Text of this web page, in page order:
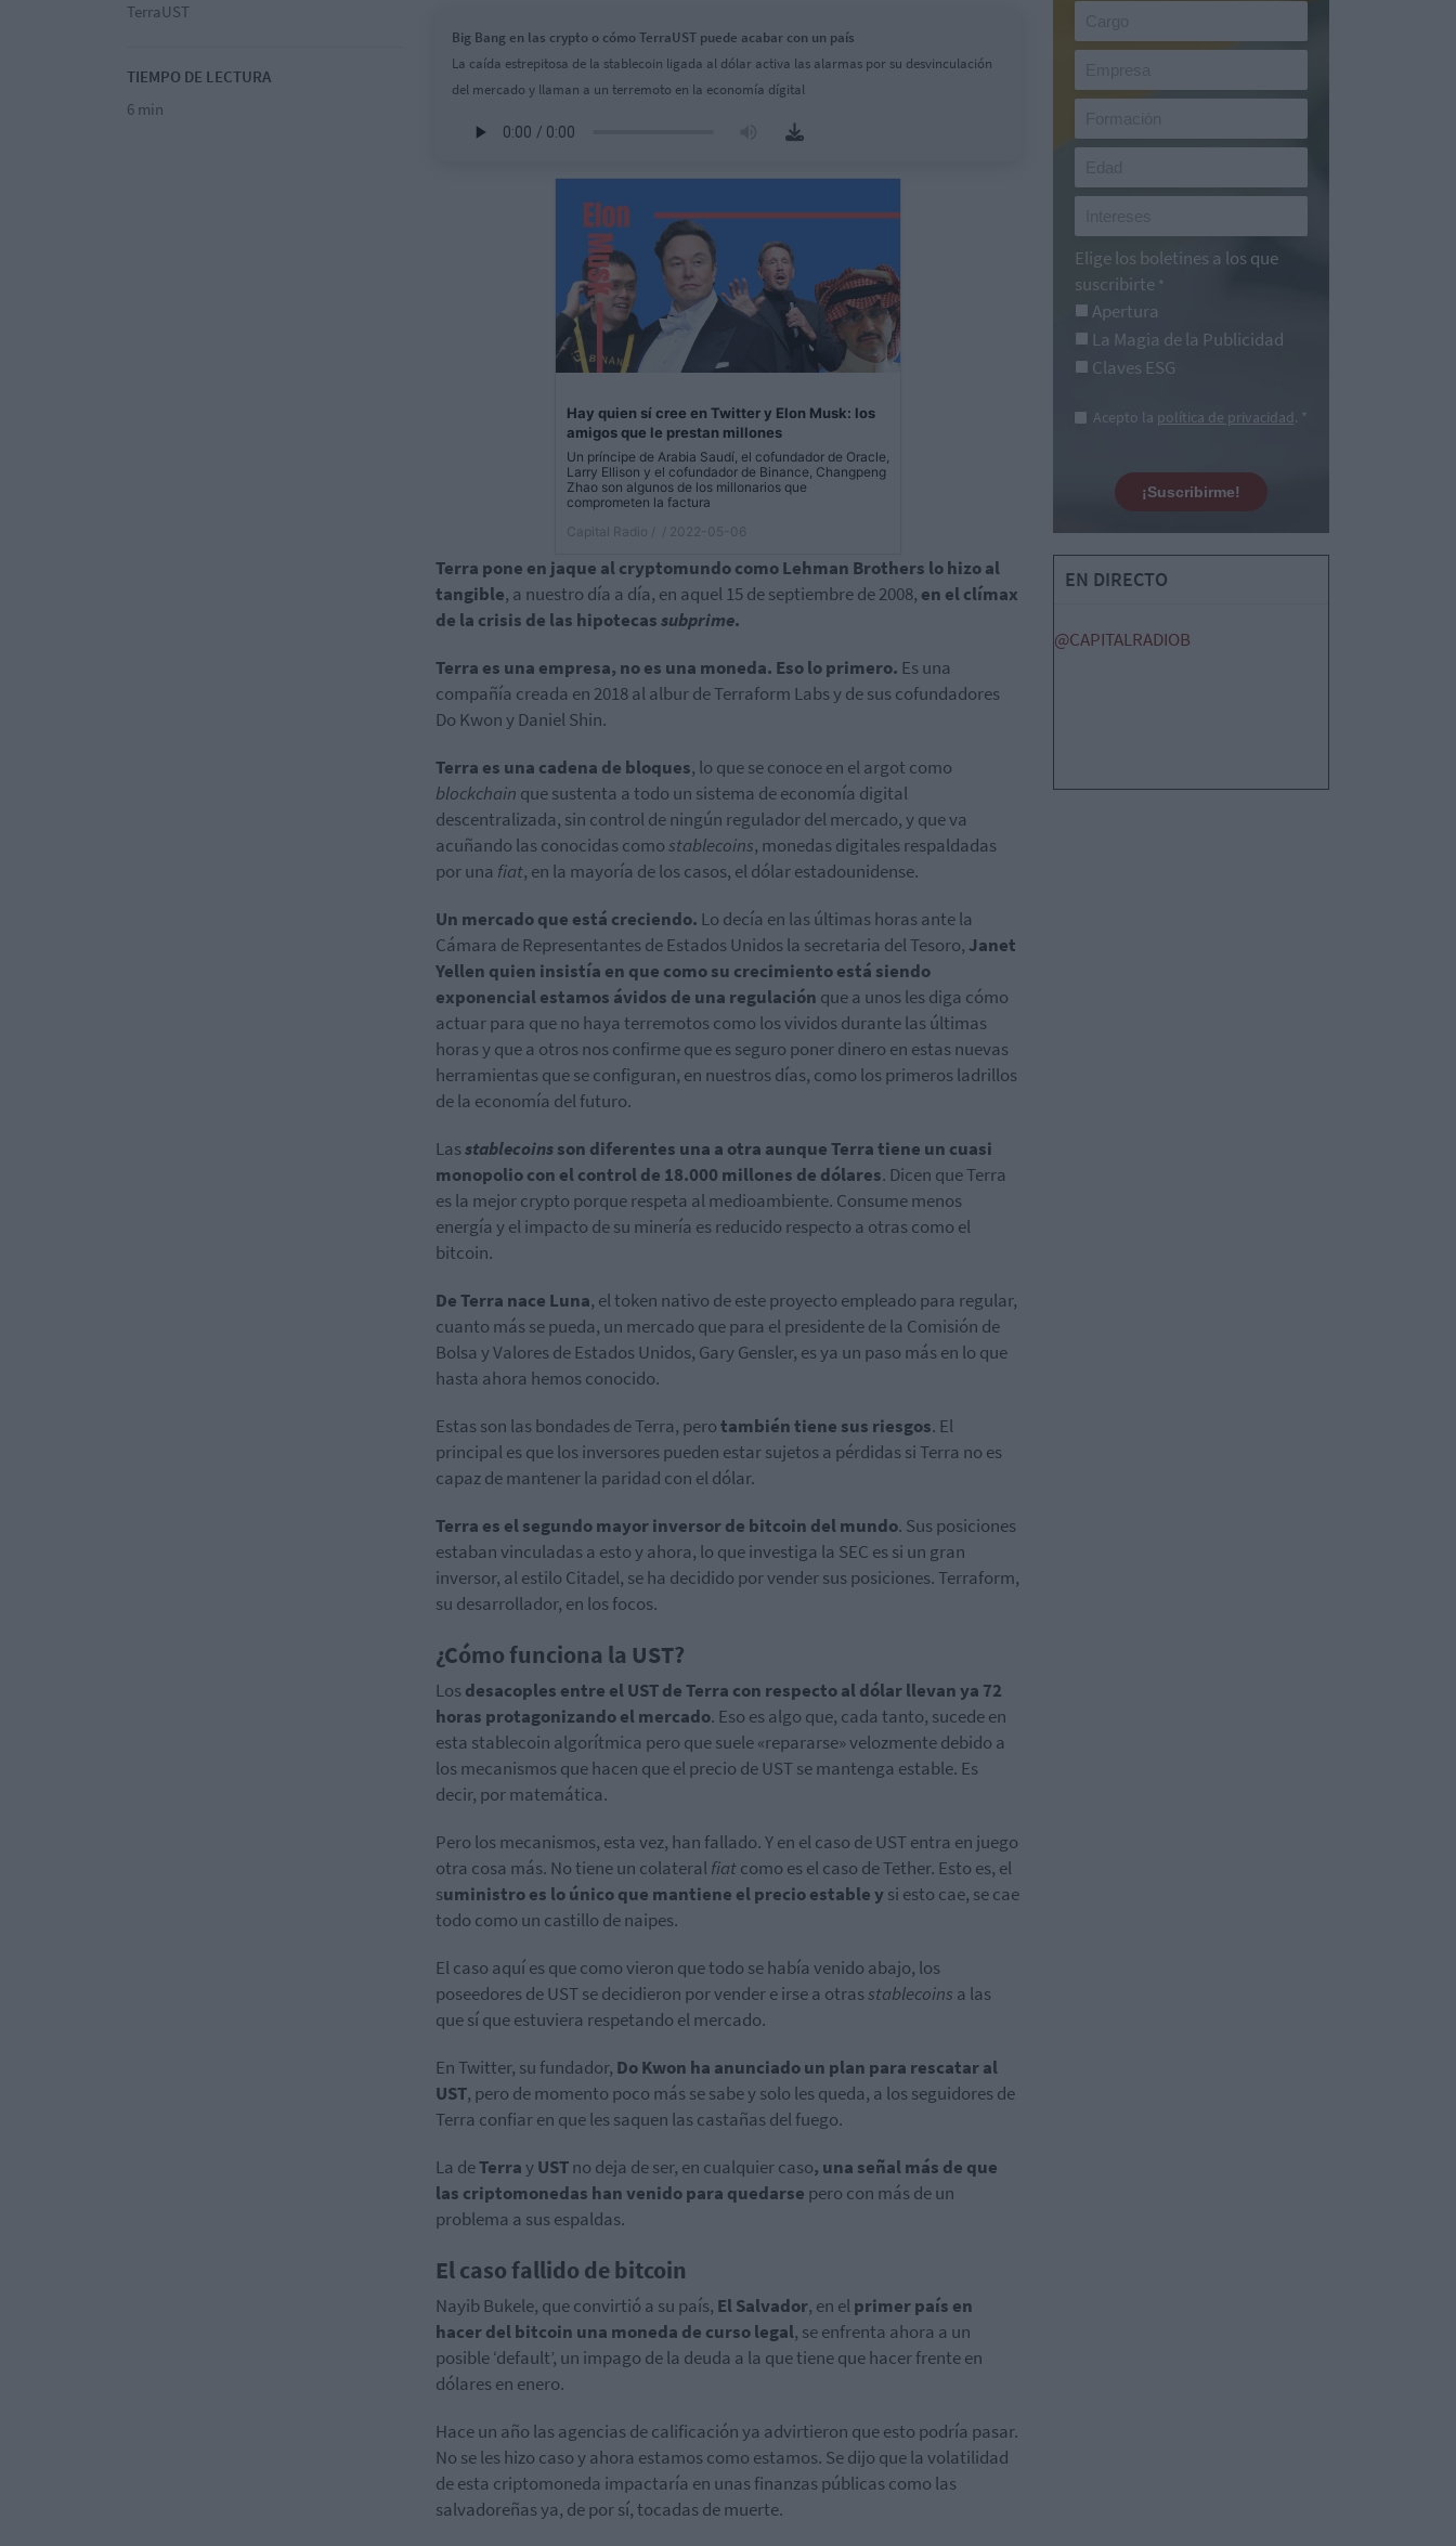
TerraUST
TIEMPO DE LECTURA
6 min
Big Bang en las crypto o cómo TerraUST puede acabar con un país
La caída estrepitosa de la stablecoin ligada al dólar activa las alarmas por su desvinculación
del mercado y llaman a un terremoto en la economía dígital
Hay quien sí cree en Twitter y Elon Musk: los
amigos que le prestan millones
Un príncipe de Arabia Saudí, el cofundador de Oracle,
Larry Ellison y el cofundador de Binance, Changpeng
Zhao son algunos de los millonarios que
comprometen la factura
Capital Radio /
/ 2022-05-06
Terra pone en jaque al cryptomundo como Lehman Brothers lo hizo al
tangible, a nuestro día a día, en aquel 15 de septiembre de 2008, en el clímax
de la crisis de las hipotecassubprime.
Terra es una empresa, no es una moneda. Eso lo primero. Es una
compañía creada en 2018 al albur de Terraform Labs y de sus cofundadores
Do Kwon y Daniel Shin.
Terra es una cadena de bloques, lo que se conoce en el argot como
blockchain que sustenta a todo un sistema de economía digital
descentralizada, sin control de ningún regulador del mercado, y que va
acuñando las conocidas comostablecoins, monedas digitales respaldadas
por una fiat, en la mayoría de los casos, el dólar estadounidense.
Un mercado que está creciendo. Lo decía en las últimas horas ante la
Cámara de Representantes de Estados Unidos la secretaria del Tesoro, Janet
Yellen quien insistía en que como su crecimiento está siendo
exponencial estamos ávidos de una regulación que a unos les diga cómo
actuar para que no haya terremotos como los vividos durante las últimas
horas y que a otros nos confirme que es seguro poner dinero en estas nuevas
herramientas que se configuran, en nuestros días, como los primeros ladrillos
de la economía del futuro.
Lasstablecoinsson diferentes una a otra aunque Terra tiene un cuasi
monopolio con el control de 18.000 millones de dólares. Dicen que Terra
es la mejor crypto porque respeta al medioambiente. Consume menos
energía y el impacto de su minería es reducido respecto a otras como el
bitcoin.
De Terra nace Luna, el token nativo de este proyecto empleado para regular,
cuanto más se pueda, un mercado que para el presidente de la Comisión de
Bolsa y Valores de Estados Unidos, Gary Gensler, es ya un paso más en lo que
hasta ahora hemos conocido.
Estas son las bondades de Terra, perotambién tiene sus riesgos. El
principal es que los inversores pueden estar sujetos a pérdidas si Terra no es
capaz de mantener la paridad con el dólar.
Terra es el segundo mayor inversor de bitcoin del mundo. Sus posiciones
estaban vinculadas a esto y ahora, lo que investiga la SEC es si un gran
inversor, al estilo Citadel, se ha decidido por vender sus posiciones. Terraform,
su desarrollador, en los focos.
¿Cómo funciona la UST?
Losdesacoples entre el UST de Terra con respecto al dólar llevan ya 72
horas protagonizando el mercado. Eso es algo que, cada tanto, sucede en
esta stablecoin algorítmica pero que suele «repararse» velozmente debido a
los mecanismos que hacen que el precio de UST se mantenga estable. Es
decir, por matemática.
Pero los mecanismos, esta vez, han fallado. Y en el caso de UST entra en juego
otra cosa más. No tiene un colateralfiatcomo es el caso de Tether. Esto es, el
suministro es lo único que mantiene el precio estable ysi esto cae, se cae
todo como un castillo de naipes.
El caso aquí es que como vieron que todo se había venido abajo, los
poseedores de UST se decidieron por vender e irse a otrasstablecoins a las
que sí que estuviera respetando el mercado.
En Twitter, su fundador, Do Kwon ha anunciado un plan para rescatar al
UST, pero de momento poco más se sabe y solo les queda, a los seguidores de
Terra confiar en que les saquen las castañas del fuego.
La deTerrayUSTno deja de ser, en cualquier caso, una señal más de que
las criptomonedas han venido para quedarse pero con más de un
problema a sus espaldas.
El caso fallido de bitcoin
Nayib Bukele, que convirtió a su país, El Salvador, en elprimer país en
hacer del bitcoin una moneda de curso legal, se enfrenta ahora a un
posible ‘default’, un impago de la deuda a la que tiene que hacer frente en
dólares en enero.
Hace un año las agencias de calificación ya advirtieron que esto podría pasar.
No se les hizo caso y ahora estamos como estamos. Se dijo que la volatilidad
de esta criptomoneda impactaría en unas finanzas públicas como las
salvadoreñas ya, de por sí, tocadas de muerte.
Elige los boletines a los que
suscribirte *
Apertura
La Magia de la Publicidad
Claves ESG
Acepto la política de privacidad. *
¡Suscribirme!
EN DIRECTO
@CAPITALRADIOB